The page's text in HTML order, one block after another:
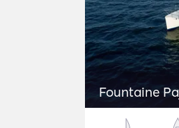
Fountaine